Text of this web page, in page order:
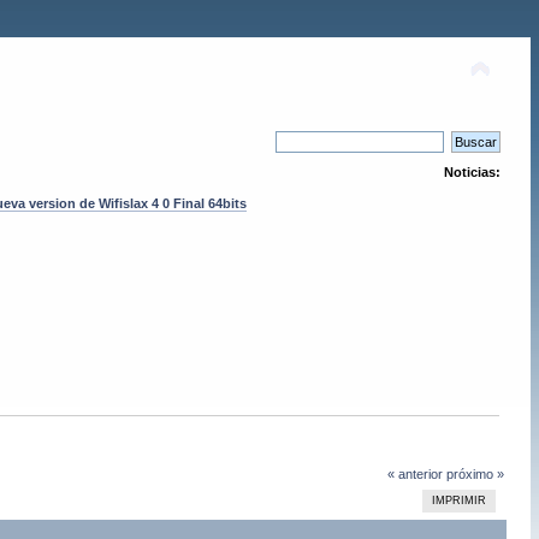
Noticias:
version de Wifislax 4 0 Final 64bits
« anterior próximo »
IMPRIMIR